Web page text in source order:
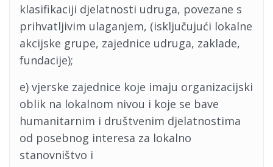
klasifikaciji djelatnosti udruga, povezane s
prihvatljivim ulaganjem, (isključujući lokalne
akcijske grupe, zajednice udruga, zaklade,
fundacije);
e) vjerske zajednice koje imaju organizacijski
oblik na lokalnom nivou i koje se bave
humanitarnim i društvenim djelatnostima
od posebnog interesa za lokalno
stanovništvo i